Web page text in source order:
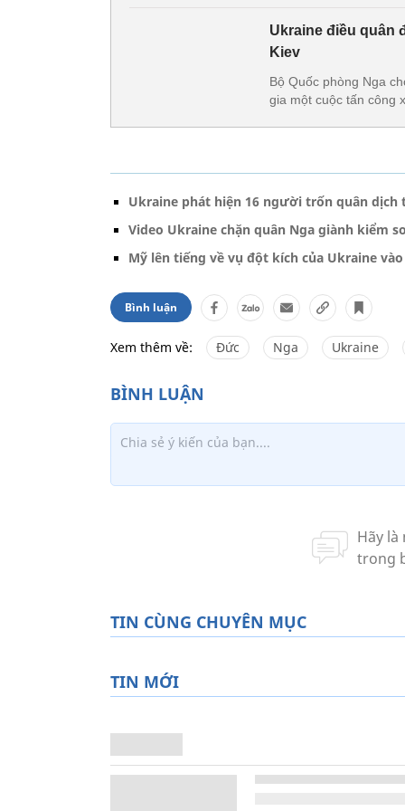
Ukraine điều quân
Kiev
Bộ Quốc phòng Nga
gia một cuộc tấn công
Ukraine phát hiện 16 người trốn quân
Video Ukraine chặn quân Nga giành kiểm
Mỹ lên tiếng về vụ đột kích của Ukraine
Bình luận
Xem thêm về: Đức Nga Ukraine
TIN CÙNG CHUYÊN MỤC
TIN MỚI